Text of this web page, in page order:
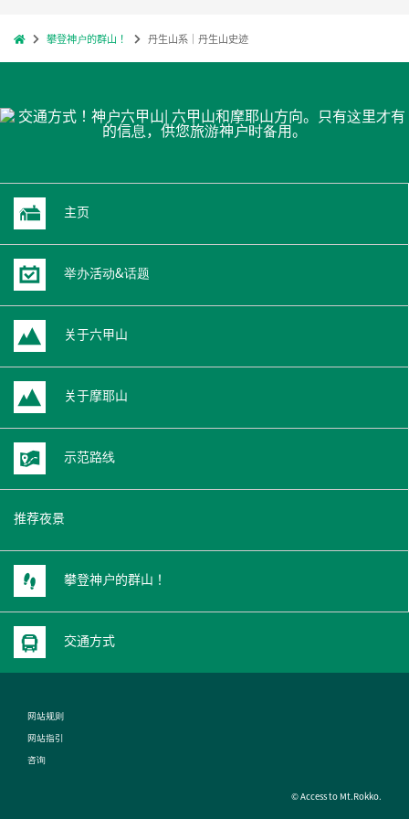
攀登神户的群山！ 丹生山系｜丹生山史迹
主页
举办活动&话题
关于六甲山
关于摩耶山
示范路线
推荐夜景
攀登神户的群山！
交通方式
网站规则
网站指引
咨询
© Access to Mt.Rokko.